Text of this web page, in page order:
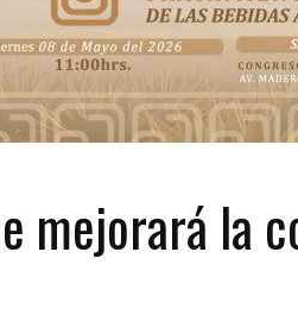
Sábana
mejorará la